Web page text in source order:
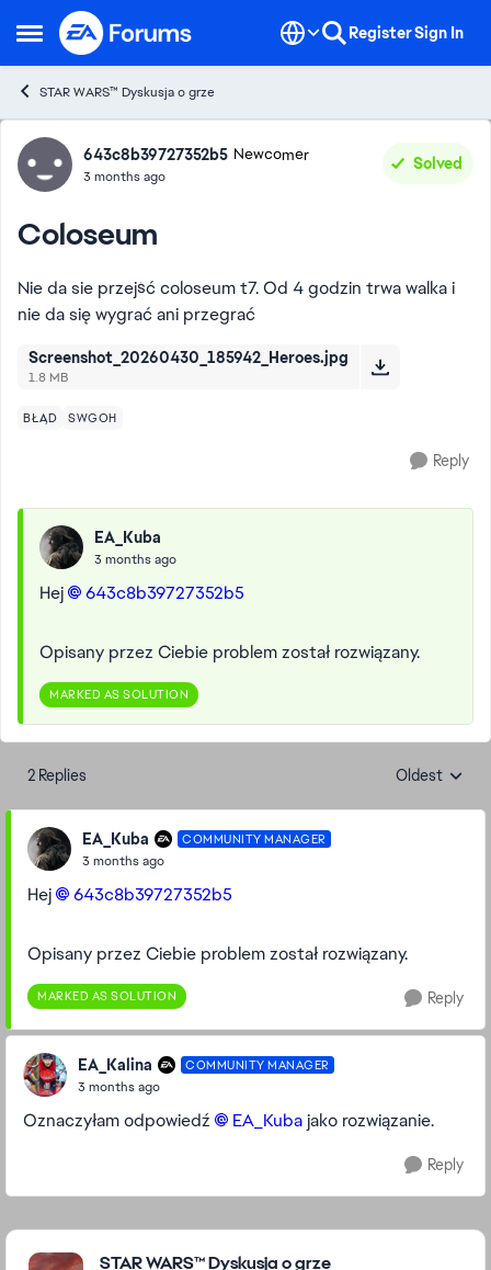
Open Side Menu
Skip to content RegisterSign In
STAR WARS™ Dyskusja o grze
Forum Discussion
643c8b39727352b5 Newcomer
3 months ago
Solved
Coloseum
Nie da sie przejść coloseum t7. Od 4 godzin trwa walka i
nie da się wygrać ani przegrać
Screenshot_20260430_185942_Heroes.jpg
1.8 MB
BŁĄD SWGOH
Reply
EA_Kuba
3 months ago
Hej 643c8b39727352b5​
Opisany przez Ciebie problem został rozwiązany.
MARKED AS SOLUTION
2 Replies Replies
Oldest
EA_Kuba COMMUNITY MANAGER
3 months ago
Hej 643c8b39727352b5​
Opisany przez Ciebie problem został rozwiązany.
MARKED AS SOLUTION Reply
EA_Kalina COMMUNITY MANAGER
3 months ago
Oznaczyłam odpowiedź EA_Kuba​ jako rozwiązanie.
Reply
Featured Places
STAR WARS™ Dyskusja o grze